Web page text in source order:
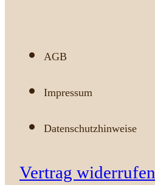
AGB
Impressum
Datenschutzhinweise
Vertrag widerrufen